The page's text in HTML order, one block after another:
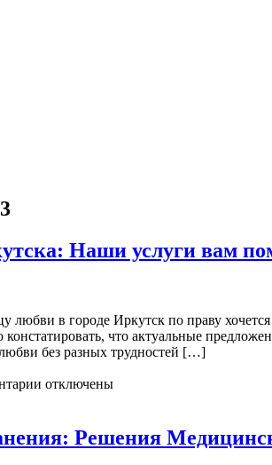
Наши услуги вам
любви в городе Иркутск по праву
что актуальные
без разных трудностей […]
отключены
Решения